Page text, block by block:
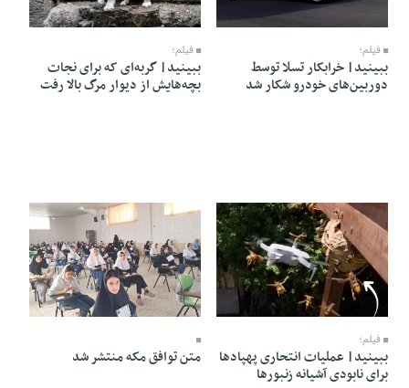
فیلم؛
ببینید| خرابکار تسلا توسط
دوربین‌های خودرو شکار شد
17 Mordad 1405 - 10:27
فیلم؛
ببینید| گربه‌ای که برای نجات
بچه‌هایش از دیوار مرگ بالا رفت
فیلم؛
ببینید| عملیات انتحاری پهپادها
برای نابودی آشیانه زنبورها
16 Mordad 1405 - 20:29
متن توافق مکه منتشر شد